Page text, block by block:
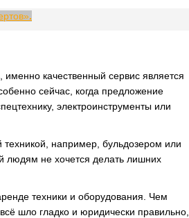
.
качественный сервис является
сейчас, когда предложение
электроинструменты или
например, бульдозером или
людям не хочется делать лишних
техники и оборудования. Чем
шло гладко и юридически правильно,